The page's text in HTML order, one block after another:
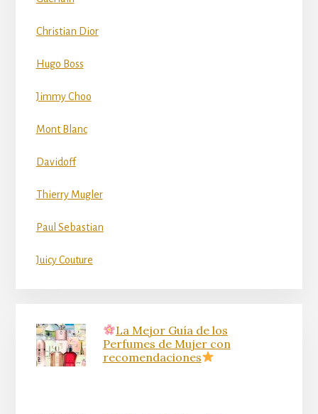
Christian Dior
Hugo Boss
Jimmy Choo
Mont Blanc
Davidoff
Thierry Mugler
Paul Sebastian
Juicy Couture
La Mejor Guía de los
Perfumes de Mujer con
recomendaciones